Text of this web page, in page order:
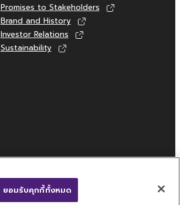
Promises to Stakeholders
Brand and History
Investor Relations
Sustainability
ยอมรับคุกกี้ทั้งหมด